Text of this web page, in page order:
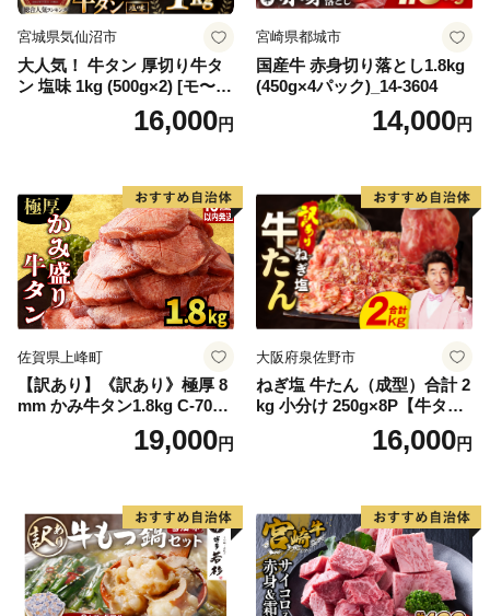
宮城県気仙沼市
大人気！ 牛タン 厚切り牛タ
ン 塩味 1kg (500g×2) [モ〜ラ
ンド 宮城県 気仙沼市 205646
60] 肉 牛肉 精肉 牛たん 牛タ
厚切り タン
16,000円
宮崎県都城市
国産牛 赤身切り落とし1.8kg
(450g×4パック)_14-3604
14,000円
佐賀県上峰町
【訳あり】《訳あり》極厚 8
mm かみ牛タン1.8kg C-709-
19,000円
大阪府泉佐野市
ねぎ塩 牛たん（成型）合計 2
kg 小分け 250g×8P【牛タン
牛肉 焼肉用 薄切り 訳あり サ
16,000円